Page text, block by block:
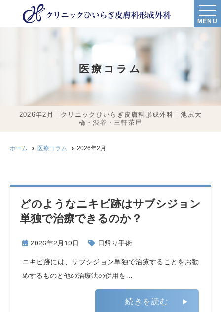
MENU
医療コラム
2026年2月｜クリニックひいらぎ皮膚科形成外科｜池尻大
橋・渋谷・三軒茶屋
ホーム 医療コラム 2026年2月
どのようなニキビ跡はサブシジョン
単独で治療できるのか？
2026年2月19日 日帰り手術
ニキビ跡には、サブシジョン単独で治療することをお勧
めするものと他の治療法の併用を…
続きを読む